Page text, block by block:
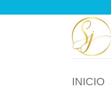
INICIO